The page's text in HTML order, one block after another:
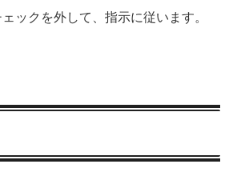
ックを外して、指示に従います。